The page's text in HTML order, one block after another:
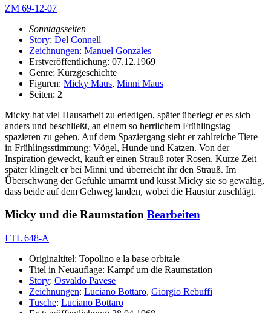
ZM 69-12-07
Sonntagsseiten
Story: Del Connell
Zeichnungen: Manuel Gonzales
Erstveröffentlichung: 07.12.1969
Genre: Kurzgeschichte
Figuren: Micky Maus, Minni Maus
Seiten: 2
Micky hat viel Hausarbeit zu erledigen, später überlegt er es sich
anders und beschließt, an einem so herrlichem Frühlingstag
spazieren zu gehen. Auf dem Spaziergang sieht er zahlreiche Tiere
in Frühlingsstimmung: Vögel, Hunde und Katzen. Von der
Inspiration geweckt, kauft er einen Strauß roter Rosen. Kurze Zeit
später klingelt er bei Minni und überreicht ihr den Strauß. Im
Überschwang der Gefühle umarmt und küsst Micky sie so gewaltig,
dass beide auf dem Gehweg landen, wobei die Haustür zuschlägt.
Micky und die Raumstation Bearbeiten
I TL 648-A
Originaltitel: Topolino e la base orbitale
Titel in Neuauflage: Kampf um die Raumstation
Story: Osvaldo Pavese
Zeichnungen: Luciano Bottaro, Giorgio Rebuffi
Tusche: Luciano Bottaro